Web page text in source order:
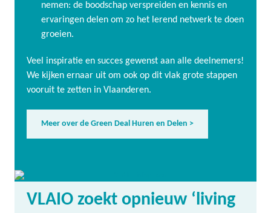
nemen: de boodschap verspreiden en kennis en
ervaringen delen om zo het lerend netwerk te doen
groeien.
Veel inspiratie en succes gewenst aan alle deelnemers!
We kijken ernaar uit om ook op dit vlak grote stappen
vooruit te zetten in Vlaanderen.
Meer over de Green Deal Huren en Delen >
VLAIO zoekt opnieuw ‘living